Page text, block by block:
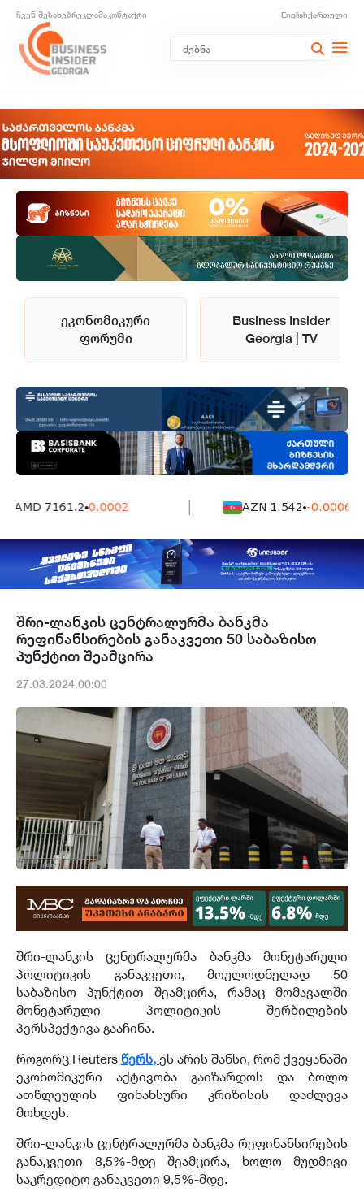
ჩვენ შესახებრეკლამაკონტაქტი Englishქართული
ეკონომიკური
ფორუმი
Business Insider
Georgia | TV
AMD 7161.2 0.0002 AZN 1.542 -0.0006
შრი-ლანკის ცენტრალურმა ბანკმა
რეფინანსირების განაკვეთი 50 საბაზისო
პუნქტით შეამცირა
27.03.2024.00:00
შრი-ლანკის ცენტრალურმა ბანკმა მონეტარული
პოლიტიკის განაკვეთი, მოულოდნელად 50
საბაზისო პუნქტით შეამცირა, რამაც მომავალში
მონეტარული პოლიტიკის შერბილების
პერსპექტივა გააჩინა.
როგორც Reuters წერს, ეს არის შანსი, რომ ქვეყანაში
ეკონომიკური აქტივობა გაიზარდოს და ბოლო
ათწლეულის ფინანსური კრიზისის დაძლევა
მოხდეს.
შრი-ლანკის ცენტრალურმა ბანკმა რეფინანსირების
განაკვეთი 8,5%-მდე შეამცირა, ხოლო მუდმივი
საკრედიტო განაკვეთი 9,5%-მდე.